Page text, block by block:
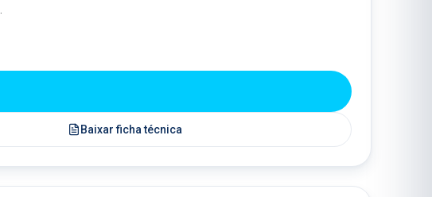
Baixar ficha técnica